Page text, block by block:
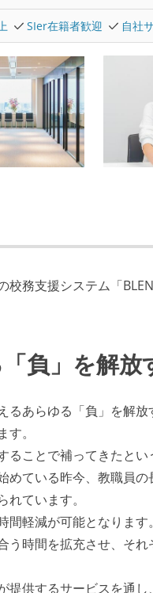
SIer在籍者歓迎 自社
校務支援システム「
負」を解放
るあらゆる「負」を解
。
ことで補ってきたとい
めている昨今、教職員
ています。
軽減が可能となります。
う時間を拡充させ、そ
提供するサービスを通